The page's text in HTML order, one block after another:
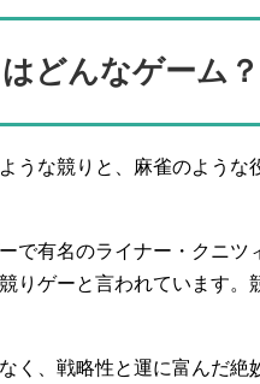
どんなゲーム？
うな競りと、麻雀のよう
で有名のライナー・クニツ
りゲーと言われています
く、戦略性と運に富んだ絶